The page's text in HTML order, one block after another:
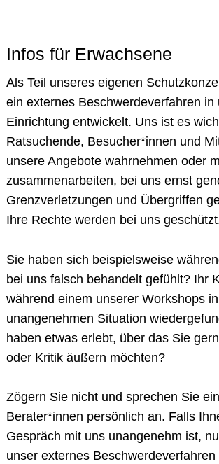
Infos für Erwachsene
Als Teil unseres eigenen
ein externes Beschwerdeverfahren in
Einrichtung entwickelt. Uns ist es
Ratsuchende, Besucher*innen und
unsere Angebote wahrnehmen oder
zusammenarbeiten, bei uns ernst
Grenzverletzungen und Übergriffen
Ihre Rechte werden bei uns
Sie haben sich beispielsweise
bei uns falsch behandelt gefühlt? Ihr
während einem unserer Workshops
unangenehmen Situation
haben etwas erlebt, über das Sie
oder Kritik äußern möchten?
Zögern Sie nicht und sprechen Sie
Berater*innen persönlich an. Falls
Gespräch mit uns unangenehm ist,
unser externes